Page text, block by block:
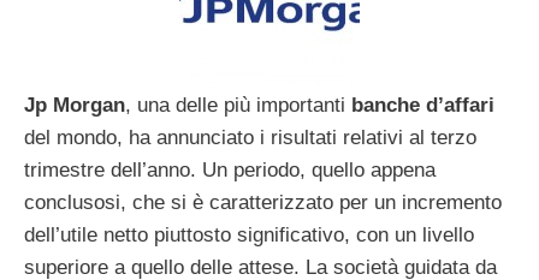
Jp Morgan, una delle più importanti banche d’affari
del mondo, ha annunciato i risultati relativi al terzo
trimestre dell’anno. Un periodo, quello appena
conclusosi, che si è caratterizzato per un incremento
dell’utile netto piuttosto significativo, con un livello
superiore a quello delle attese. La società guidata da